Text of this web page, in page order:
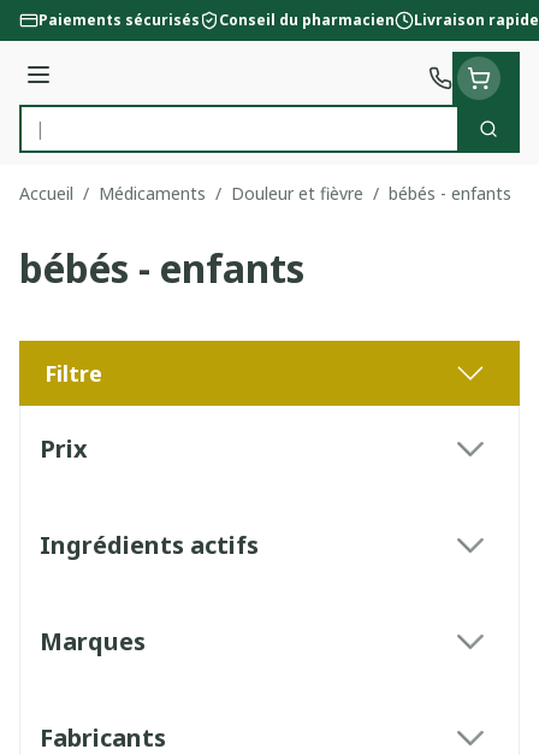
Aller au contenu
Paiements sécurisés Conseil du pharmacien Livraison rapide
Menu
Rechercher
Accueil / Médicaments / Douleur et fièvre / bébés - enfants
bébés - enfants
Filtre
Prix
Ingrédients actifs
Marques
Fabricants